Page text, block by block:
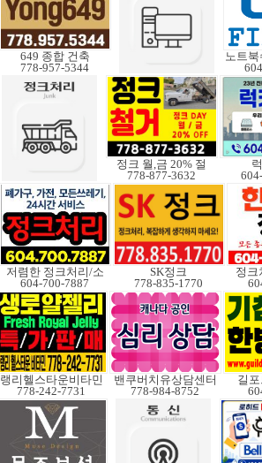
649 종합 건축
778-957-5344
정크 월,금 20% 절
778-877-3632
저렴한 정크처리/소
604-700-7887
SK정크
778-835-1770
정크
랭리헬스타운비타민
778-242-7731
밴쿠버치유상담센터
778-984-8752
길